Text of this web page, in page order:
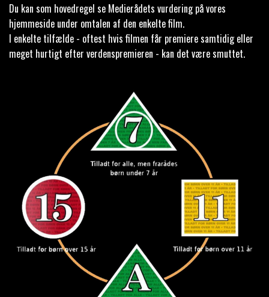
Du kan som hovedregel se Medierådets vurdering på vores
hjemmeside under omtalen af den enkelte film.
I enkelte tilfælde - oftest hvis filmen får premiere samtidig eller
meget hurtigt efter verdenspremieren - kan det være smuttet.